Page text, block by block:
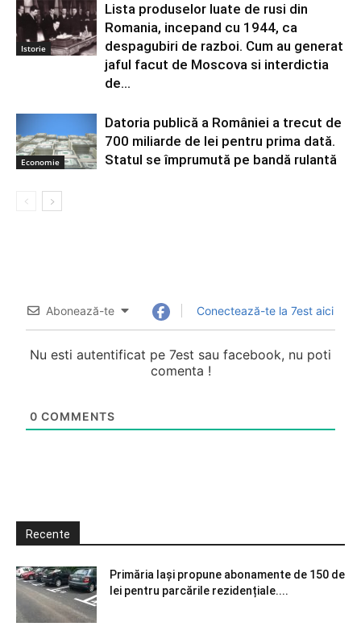
Istorie
Lista produselor luate de rusi din
Romania, incepand cu 1944, ca
despagubiri de razboi. Cum au generat
jaful facut de Moscova si interdictia
de...
Economie
Datoria publică a României a trecut de
700 miliarde de lei pentru prima dată.
Statul se împrumută pe bandă rulantă
Abonează-te Conectează-te la 7est aici
Nu esti autentificat pe 7est sau facebook, nu poti
comenta !
0 COMMENTS
Recente
Primăria Iași propune abonamente de 150 de
lei pentru parcările rezidențiale....